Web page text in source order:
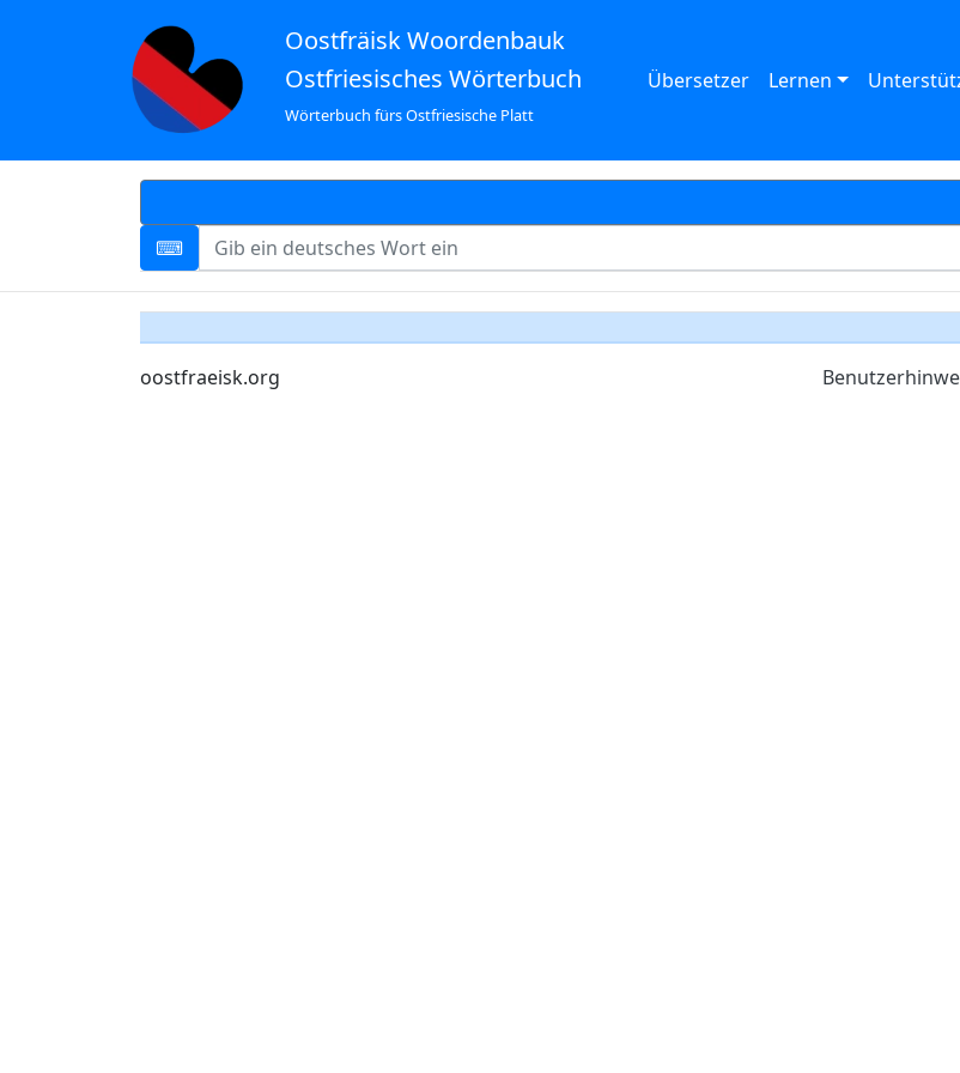
Oostfräisk Woordenbauk
Ostfriesisches Wörterbuch
Wörterbuch fürs Ostfriesische Platt
Übersetzer Lernen
oostfraeisk.org